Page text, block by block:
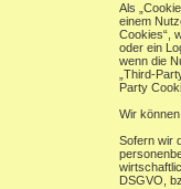
Als
einem
Cookies“,
oder ein
wenn die
„Third-
Party
Wir
Sofern wir
DSGVO,